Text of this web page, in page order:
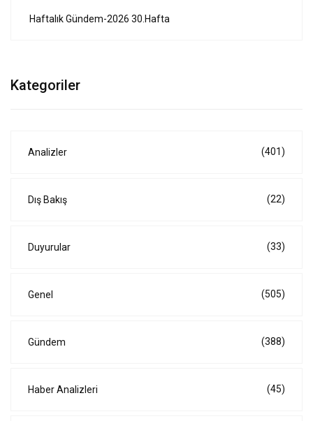
Haftalık Gündem-2026 30.Hafta
Kategoriler
Analizler (401)
Dış Bakış (22)
Duyurular (33)
Genel (505)
Gündem (388)
Haber Analizleri (45)